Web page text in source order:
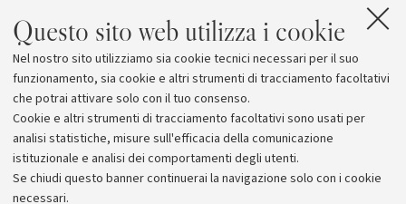
Questo sito web utilizza i cookie
Nel nostro sito utilizziamo sia cookie tecnici necessari per il suo
funzionamento, sia cookie e altri strumenti di tracciamento facoltativi
che potrai attivare solo con il tuo consenso.
Cookie e altri strumenti di tracciamento facoltativi sono usati per
analisi statistiche, misure sull'efficacia della comunicazione
istituzionale e analisi dei comportamenti degli utenti.
Se chiudi questo banner continuerai la navigazione solo con i cookie
necessari.
dell'educazione bilingue e plurilingue nel quadro
sociopolitico dell'Europa (L'enfant aux deux langues,
1996). Il suo ultimo libro si intitola Les religions, la
parole, la violence (2017).